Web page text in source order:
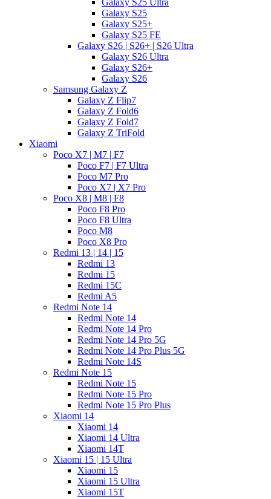
Galaxy S25 Ultra
Galaxy S25
Galaxy S25+
Galaxy S25 FE
Galaxy S26 | S26+ | S26 Ultra
Galaxy S26 Ultra
Galaxy S26+
Galaxy S26
Samsung Galaxy Z
Galaxy Z Flip7
Galaxy Z Fold6
Galaxy Z Fold7
Galaxy Z TriFold
Xiaomi
Poco X7 | M7 | F7
Poco F7 | F7 Ultra
Poco M7 Pro
Poco X7 | X7 Pro
Poco X8 | M8 | F8
Poco F8 Pro
Poco F8 Ultra
Poco M8
Poco X8 Pro
Redmi 13 | 14 | 15
Redmi 13
Redmi 15
Redmi 15C
Redmi A5
Redmi Note 14
Redmi Note 14
Redmi Note 14 Pro
Redmi Note 14 Pro 5G
Redmi Note 14 Pro Plus 5G
Redmi Note 14S
Redmi Note 15
Redmi Note 15
Redmi Note 15 Pro
Redmi Note 15 Pro Plus
Xiaomi 14
Xiaomi 14
Xiaomi 14 Ultra
Xiaomi 14T
Xiaomi 15 | 15 Ultra
Xiaomi 15
Xiaomi 15 Ultra
Xiaomi 15T